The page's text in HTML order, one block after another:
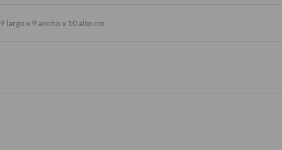
9 largo x 9 ancho x 10 alto cm